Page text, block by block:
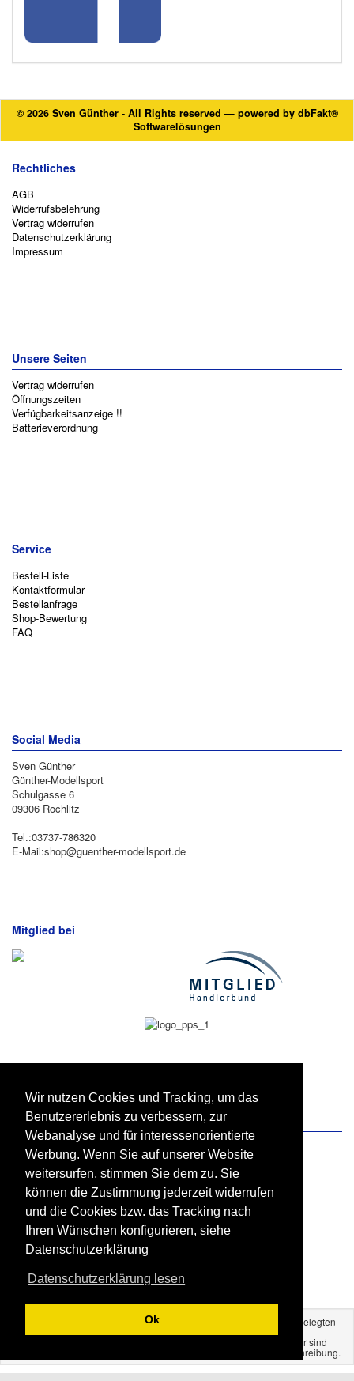
Wir nutzen Cookies und Tracking, um das
Benutzererlebnis zu verbessern, zur
Webanalyse und für interessenorientierte
Werbung. Wenn Sie auf unserer Website
weitersurfen, stimmen Sie dem zu. Sie
können die Zustimmung jederzeit widerrufen
und die Cookies bzw. das Tracking nach
Ihren Wünschen konfigurieren, siehe
Datenschutzerklärung
Datenschutzerklärung lesen
Ok
© 2026 Sven Günther - All Rights reserved — powered by dbFakt®
Softwarelösungen
Rechtliches
AGB
Widerrufsbelehrung
Vertrag widerrufen
Datenschutzerklärung
Impressum
Unsere Seiten
Vertrag widerrufen
Öffnungszeiten
Verfügbarkeitsanzeige !!
Batterieverordnung
Service
Bestell-Liste
Kontaktformular
Bestellanfrage
Shop-Bewertung
FAQ
Social Media
Sven Günther
Günther-Modellsport
Schulgasse 6
09306 Rochlitz
Tel.:03737-786320
E-Mail:shop@guenther-modellsport.de
Mitglied bei
Zahlung und Versand
Alle hier genannten Preise verstehen sich inkl. der gesetzlich festgelegten
Alle Markennamen, Warenzeichen sowie sämtliche Produktbilder sind
Eigentum Ihrer rechtmäßigen Eigentümer und dienen nur der Beschreibung.